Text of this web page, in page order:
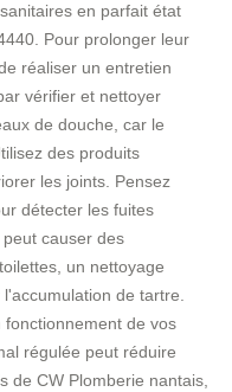
en parfait état
Pour prolonger leur
réaliser un entretien
vérifier et nettoyer
de douche, car le
des produits
les joints. Pensez
détecter les fuites
causer des
un nettoyage
de tartre.
de vos
régulée peut réduire
de CW Plomberie nantais,